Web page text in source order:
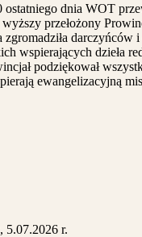
ostatniego dnia WOT
przełożony
darczyńców
wspierających dzieła
podziękował
ewangelizacyjną
5.07.2026 r.